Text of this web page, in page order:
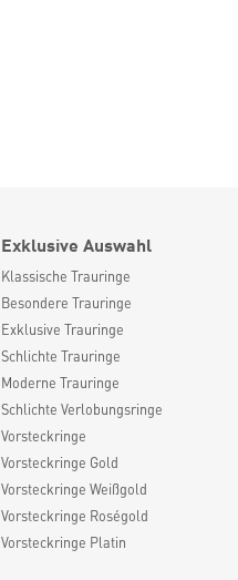
Exklusive Auswahl
Klassische Trauringe
Besondere Trauringe
Exklusive Trauringe
Schlichte Trauringe
Moderne Trauringe
Schlichte Verlobungsringe
Vorsteckringe
Vorsteckringe Gold
Vorsteckringe Weißgold
Vorsteckringe Roségold
Vorsteckringe Platin